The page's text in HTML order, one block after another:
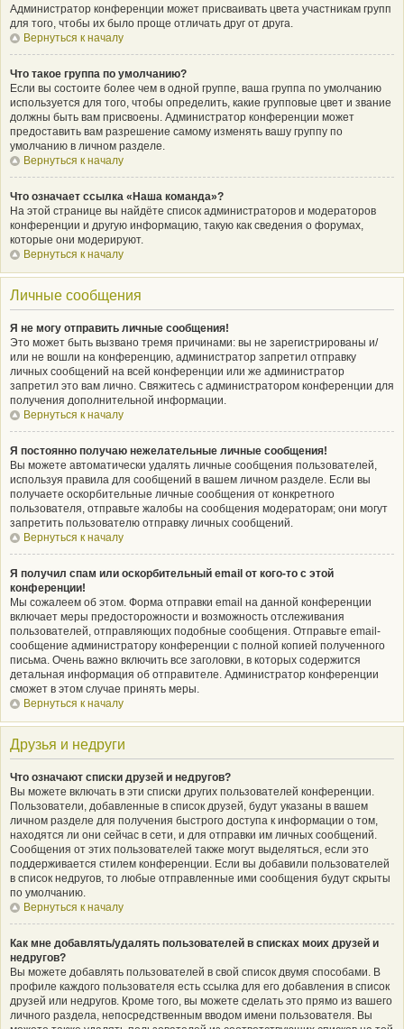
Администратор конференции может присваивать цвета участникам групп
для того, чтобы их было проще отличать друг от друга.
Вернуться к началу
Что такое группа по умолчанию?
Если вы состоите более чем в одной группе, ваша группа по умолчанию
используется для того, чтобы определить, какие групповые цвет и звание
должны быть вам присвоены. Администратор конференции может
предоставить вам разрешение самому изменять вашу группу по
умолчанию в личном разделе.
Вернуться к началу
Что означает ссылка «Наша команда»?
На этой странице вы найдёте список администраторов и модераторов
конференции и другую информацию, такую как сведения о форумах,
которые они модерируют.
Вернуться к началу
Личные сообщения
Я не могу отправить личные сообщения!
Это может быть вызвано тремя причинами: вы не зарегистрированы и/
или не вошли на конференцию, администратор запретил отправку
личных сообщений на всей конференции или же администратор
запретил это вам лично. Свяжитесь с администратором конференции для
получения дополнительной информации.
Вернуться к началу
Я постоянно получаю нежелательные личные сообщения!
Вы можете автоматически удалять личные сообщения пользователей,
используя правила для сообщений в вашем личном разделе. Если вы
получаете оскорбительные личные сообщения от конкретного
пользователя, отправьте жалобы на сообщения модераторам; они могут
запретить пользователю отправку личных сообщений.
Вернуться к началу
Я получил спам или оскорбительный email от кого-то с этой
конференции!
Мы сожалеем об этом. Форма отправки email на данной конференции
включает меры предосторожности и возможность отслеживания
пользователей, отправляющих подобные сообщения. Отправьте email-
сообщение администратору конференции с полной копией полученного
письма. Очень важно включить все заголовки, в которых содержится
детальная информация об отправителе. Администратор конференции
сможет в этом случае принять меры.
Вернуться к началу
Друзья и недруги
Что означают списки друзей и недругов?
Вы можете включать в эти списки других пользователей конференции.
Пользователи, добавленные в список друзей, будут указаны в вашем
личном разделе для получения быстрого доступа к информации о том,
находятся ли они сейчас в сети, и для отправки им личных сообщений.
Сообщения от этих пользователей также могут выделяться, если это
поддерживается стилем конференции. Если вы добавили пользователей
в список недругов, то любые отправленные ими сообщения будут скрыты
по умолчанию.
Вернуться к началу
Как мне добавлять/удалять пользователей в списках моих друзей и
недругов?
Вы можете добавлять пользователей в свой список двумя способами. В
профиле каждого пользователя есть ссылка для его добавления в список
друзей или недругов. Кроме того, вы можете сделать это прямо из вашего
личного раздела, непосредственным вводом имени пользователя. Вы